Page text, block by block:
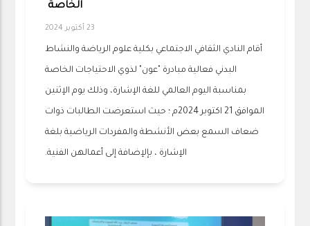
الخاصة
23 أكتوبر 2024
أقام النادي الثقافي الاجتماعي بكلية علوم الرياضة والنشاط
البدني فعالية مبادرة "عون" لذوي الاحتياجات الخاصة
بمناسبة اليوم العالمي للغة الإشارة، وذلك يوم الإثنين
الموافق 21 اكتوبر 2024م ؛ حيث استعرضت الطالبات ذوات
ضعاف السمع بعض الأنشطة والمفردات الرياضية بلغة
الإشارة ، بإلإضافة إلى أعمالهن الفنية.